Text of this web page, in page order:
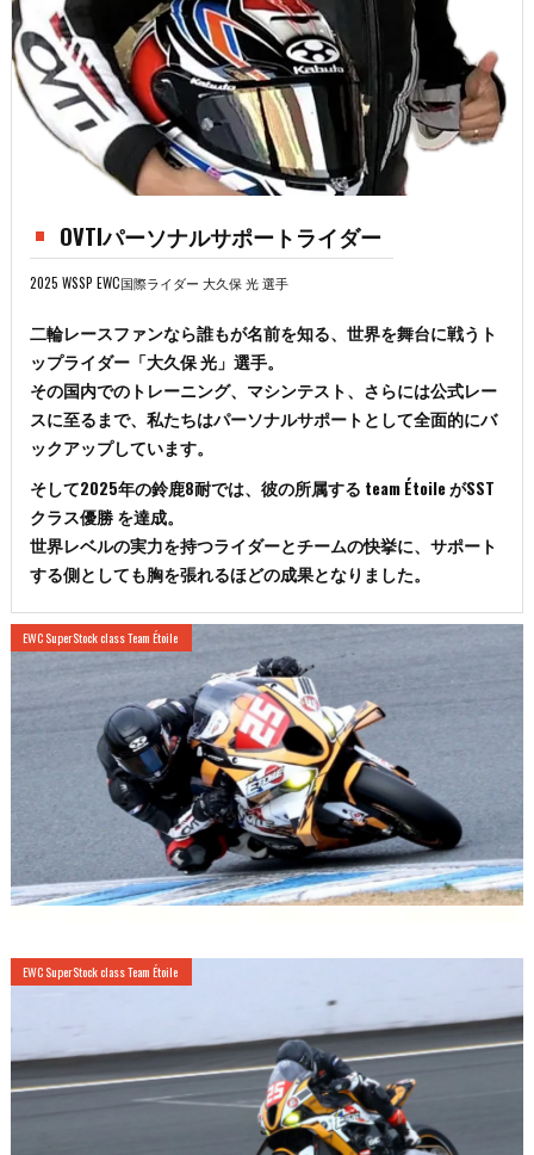
OVTIパーソナルサポートライダー
2025 WSSP EWC国際ライダー 大久保 光 選手
二輪レースファンなら誰もが名前を知る、世界を舞台に戦うト
ップライダー「大久保 光」選手。
その国内でのトレーニング、マシンテスト、さらには公式レー
スに至るまで、私たちはパーソナルサポートとして全面的にバ
ックアップしています。
そして2025年の鈴鹿8耐では、彼の所属する team Étoile がSST
クラス優勝 を達成。
世界レベルの実力を持つライダーとチームの快挙に、サポート
する側としても胸を張れるほどの成果となりました。
EWC SuperStock class Team Étoile
EWC SuperStock class Team Étoile